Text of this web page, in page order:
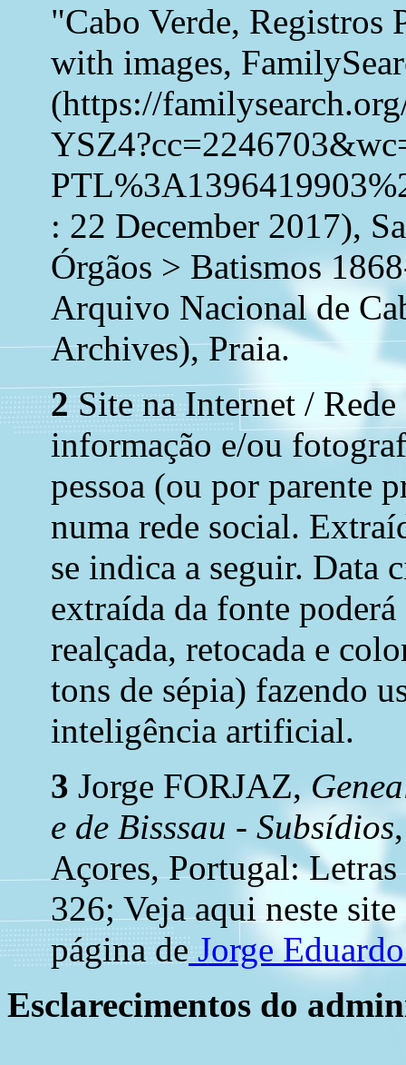
"Cabo Verde, Registros
with images,
(https://
: 22 December 2017),
Órgãos > Batismos
Arquivo Nacional de
Archives), Praia.
2Site na Internet /
informação e/ou
pessoa (ou por parente
numa rede social.
se indica a seguir.
extraída da fonte
realçada, retocada e
tons de sépia) fazendo
inteligência artificial.
3 Jorge FORJAZ,
e de Bisssau - Subsídios
Açores, Portugal:
326; Veja aqui neste
página de Jorge
Esclarecimentos do